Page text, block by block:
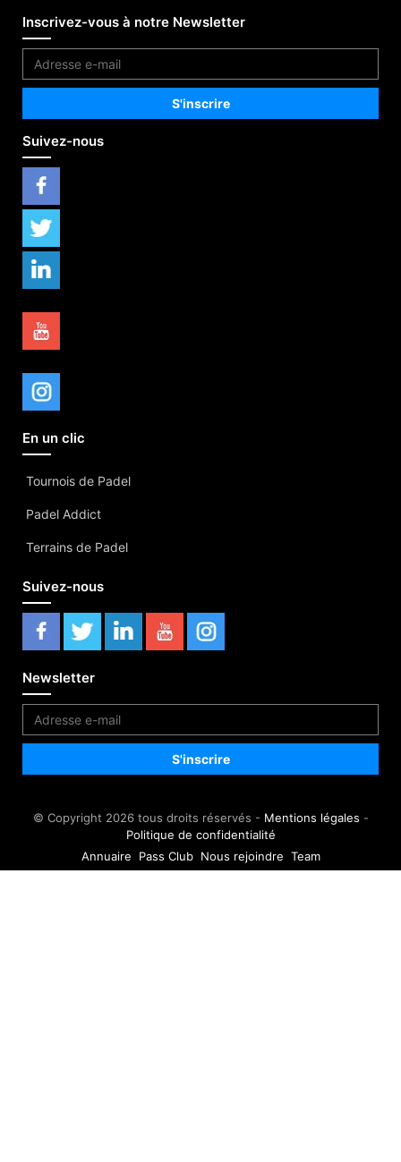
Inscrivez-vous à notre Newsletter
Suivez-nous
En un clic
Tournois de Padel
Padel Addict
Terrains de Padel
Suivez-nous
Newsletter
© Copyright 2026 tous droits réservés - Mentions légales -
Politique de confidentialité
Annuaire
Pass Club Nous rejoindre Team